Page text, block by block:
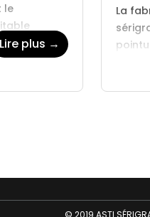
le
Lire plus →
La
© 2019 ASTI